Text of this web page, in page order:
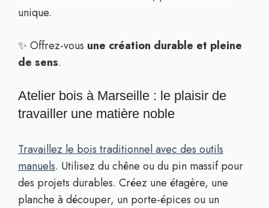
unique.
✨ Offrez-vous une création durable et pleine
de sens.
Atelier bois à Marseille : le plaisir de
travailler une matière noble
Travaillez le bois traditionnel avec des outils
manuels. Utilisez du chêne ou du pin massif pour
des projets durables. Créez une étagère, une
planche à découper, un porte-épices ou un